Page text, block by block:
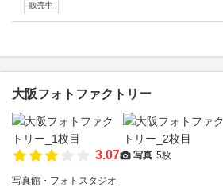
販売中
大阪フォトファクトリー
3.07 写真 5枚
写真館・フォトスタジオ